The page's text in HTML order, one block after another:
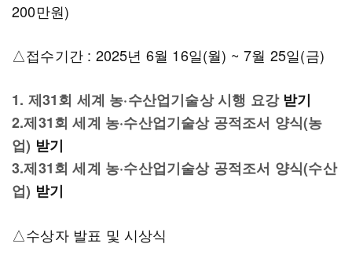
200만원)
△접수기간 : 2025년 6월 16일(월) ~ 7월 25일(금)
1. 제31회 세계 농·수산업기술상 시행 요강받기
2.제31회 세계 농·수산업기술상 공적조서 양식(농
업) 받기
3.제31회 세계 농·수산업기술상 공적조서 양식(수산
업) 받기
△수상자 발표 및 시상식